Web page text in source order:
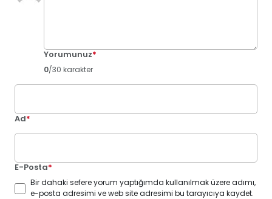
Yorumunuz*
0/30 karakter
Ad*
E-Posta*
Bir dahaki sefere yorum yaptığımda kullanılmak üzere adımı,
e-posta adresimi ve web site adresimi bu tarayıcıya kaydet.